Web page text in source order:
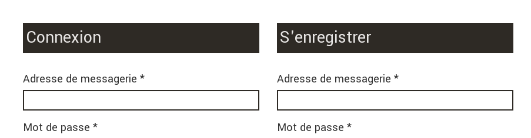
Connexion
Adresse de messagerie *
Mot de passe *
S'enregistrer
Adresse de messagerie *
Mot de passe *